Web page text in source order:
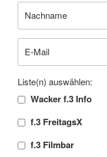
Liste(n) auswählen:
Wacker f.3 Info
f.3 FreitagsX
f.3 Filmbar